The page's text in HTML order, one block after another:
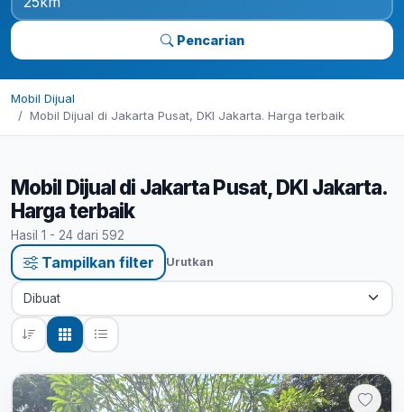
Pencarian
Mobil Dijual
Mobil Dijual di Jakarta Pusat, DKI Jakarta. Harga terbaik
Mobil Dijual di Jakarta Pusat, DKI Jakarta.
Harga terbaik
Hasil 1 - 24 dari 592
Tampilkan filter Urutkan